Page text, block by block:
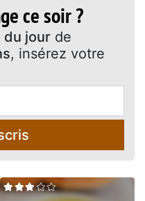
ce soir ?
du jour de
, insérez votre